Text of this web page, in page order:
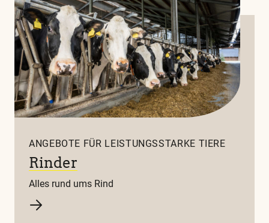
ANGEBOTE FÜR LEISTUNGSSTARKE TIERE
Rinder
Alles rund ums Rind